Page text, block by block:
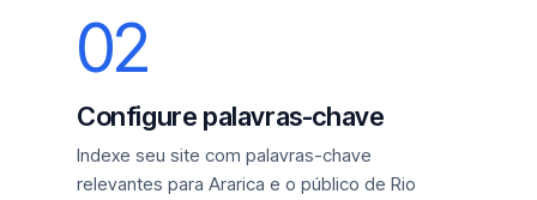
02
Configure palavras-chave
Indexe seu site com palavras-chave
relevantes para Ararica e o público de Rio